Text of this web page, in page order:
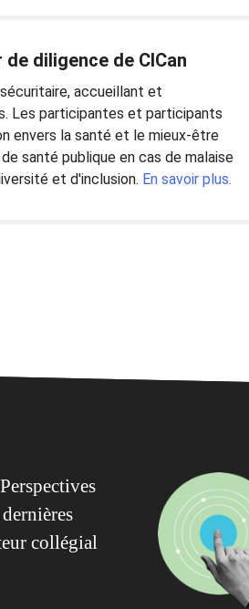
diligence de CICan
accueillant et
Les participantes et participants
envers la santé et le mieux-être
santé publique en cas de malaise
et d'inclusion. En savoir plus.
collégial